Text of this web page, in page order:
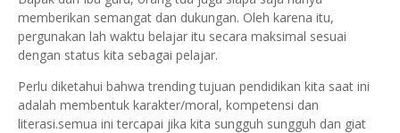
memberikan semangat dan dukungan. Oleh karena itu,
pergunakan lah waktu belajar itu secara maksimal sesuai
dengan status kita sebagai pelajar.
Perlu diketahui bahwa trending tujuan pendidikan kita saat ini
adalah membentuk karakter/moral, kompetensi dan
literasi.semua ini tercapai jika kita sungguh sungguh dan giat